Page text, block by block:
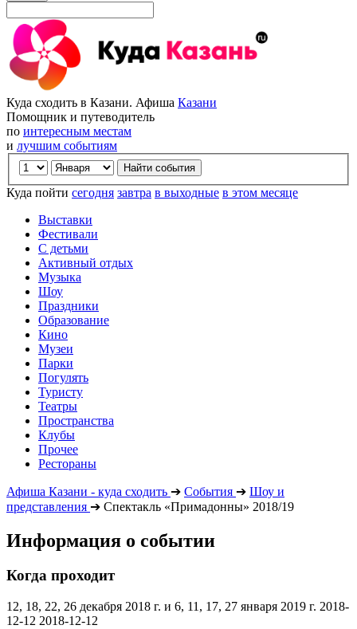
Куда сходить в Казани. Афиша Казани
Помощник и путеводитель
по интересным местам
и лучшим событиям
Куда пойти сегодня завтра в выходные в этом месяце
Выставки
Фестивали
С детьми
Активный отдых
Музыка
Шоу
Праздники
Образование
Кино
Музеи
Парки
Погулять
Туристу
Театры
Пространства
Клубы
Прочее
Рестораны
Афиша Казани - куда сходить ➔ События ➔ Шоу и
представления ➔ Спектакль «Примадонны» 2018/19
Информация о событии
Когда проходит
12, 18, 22, 26 декабря 2018 г. и 6, 11, 17, 27 января 2019 г. 2018-
12-12 2018-12-12